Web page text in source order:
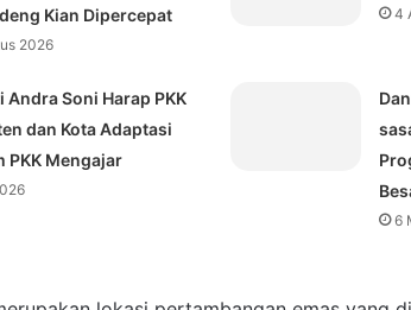
Kian Dipercepat
2026
4
Andra Soni Harap PKK
dan Kota Adaptasi
PKK Mengajar
6